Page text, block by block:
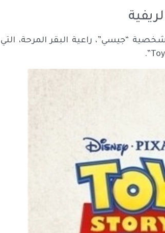
“جيسي”، راعية البقر المرحة، التي